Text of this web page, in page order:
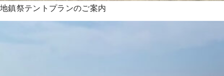
地鎮祭テントプランのご案内